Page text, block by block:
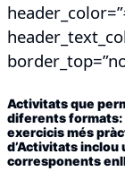
Activitats que
diferents formats:
exercicis més
d’Activitats inclou
corresponents